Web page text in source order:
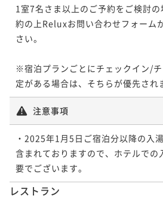
1室7名さま以上のご予約をご検討
約の上Reluxお問い合わせフォーム
さい。
※宿泊プランごとにチェックイン/
定がある場合は、そちらが優先され
注意事項
・2025年1月5日ご宿泊分以降の入
含まれておりますので、ホテルでの
要でございます。
レストラン